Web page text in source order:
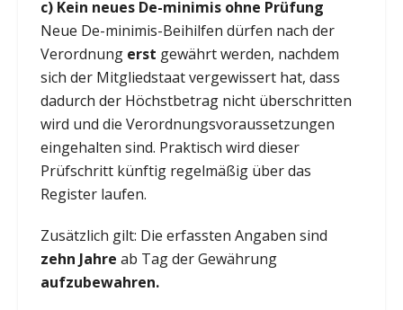
c) Kein neues De-minimis ohne Prüfung
Neue De-minimis-Beihilfen dürfen nach der
Verordnung erst gewährt werden, nachdem
sich der Mitgliedstaat vergewissert hat, dass
dadurch der Höchstbetrag nicht überschritten
wird und die Verordnungsvoraussetzungen
eingehalten sind. Praktisch wird dieser
Prüfschritt künftig regelmäßig über das
Register laufen.
Zusätzlich gilt: Die erfassten Angaben sind
zehn Jahre ab Tag der Gewährung
aufzubewahren.